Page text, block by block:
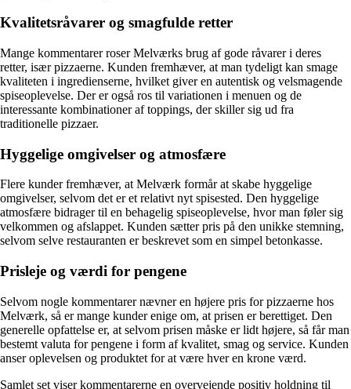
Kvalitetsråvarer og smagfulde retter
Mange kommentarer roser Melværks brug af gode råvarer i deres
retter, især pizzaerne. Kunden fremhæver, at man tydeligt kan smage
kvaliteten i ingredienserne, hvilket giver en autentisk og velsmagende
spiseoplevelse. Der er også ros til variationen i menuen og de
interessante kombinationer af toppings, der skiller sig ud fra
traditionelle pizzaer.
Hyggelige omgivelser og atmosfære
Flere kunder fremhæver, at Melværk formår at skabe hyggelige
omgivelser, selvom det er et relativt nyt spisested. Den hyggelige
atmosfære bidrager til en behagelig spiseoplevelse, hvor man føler sig
velkommen og afslappet. Kunden sætter pris på den unikke stemning,
selvom selve restauranten er beskrevet som en simpel betonkasse.
Prisleje og værdi for pengene
Selvom nogle kommentarer nævner en højere pris for pizzaerne hos
Melværk, så er mange kunder enige om, at prisen er berettiget. Den
generelle opfattelse er, at selvom prisen måske er lidt højere, så får man
bestemt valuta for pengene i form af kvalitet, smag og service. Kunden
anser oplevelsen og produktet for at være hver en krone værd.
Samlet set viser kommentarerne en overvejende positiv holdning til